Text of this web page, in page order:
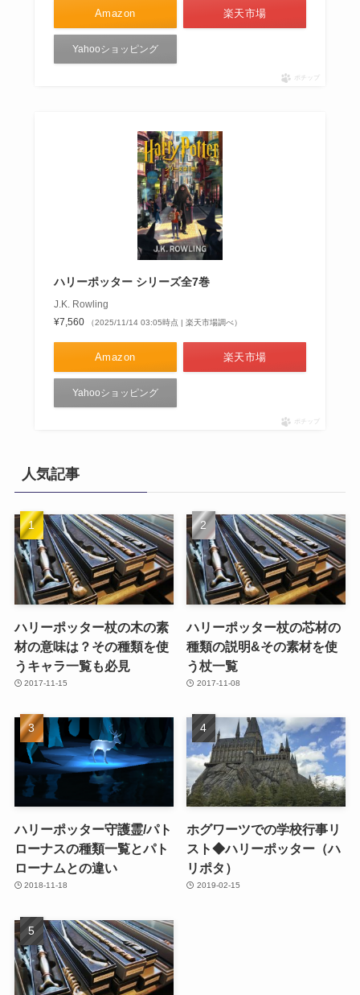
Amazon 楽天市場
Yahooショッピング
ポチップ
ハリーポッター シリーズ全7巻
J.K. Rowling
¥7,560
（2025/11/14 03:05時点 | 楽天市場調べ）
Amazon 楽天市場
Yahooショッピング
ポチップ
人気記事
ハリーポッター杖の木の素
材の意味は？その種類を使
うキャラ一覧も必見
2017-11-15
ハリーポッター杖の芯材の
種類の説明&その素材を使
う杖一覧
2017-11-08
ハリーポッター守護霊/パト
ローナスの種類一覧とパト
ローナムとの違い
2018-11-18
ホグワーツでの学校行事リ
スト◆ハリーポッター（ハ
リポタ）
2019-02-15